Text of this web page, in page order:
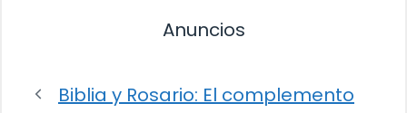
Anuncios
Biblia y Rosario: El complemento